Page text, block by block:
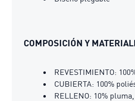
COMPOSICIÓN Y
REVESTIMIENTO:
CUBIERTA: 100%
RELLENO: 10%